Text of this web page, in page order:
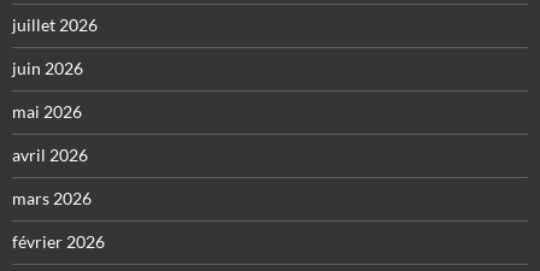
juillet 2026
juin 2026
mai 2026
avril 2026
mars 2026
février 2026